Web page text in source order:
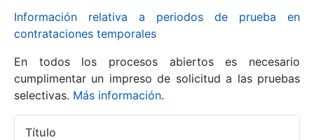
Información relativa a periodos de prueba en
contrataciones temporales
En todos los procesos abiertos es necesario
cumplimentar un impreso de solicitud a las pruebas
selectivas. Más información.
Título